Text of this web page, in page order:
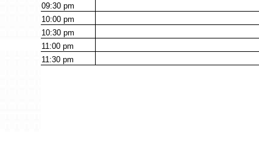
09:30pm
10:00pm
10:30pm
11:00pm
11:30pm